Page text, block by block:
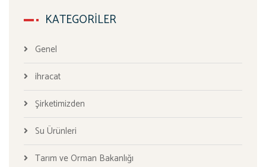
KATEGORILER
Genel
ihracat
Şirketimizden
Su Ürünleri
Tarım ve Orman Bakanlığı